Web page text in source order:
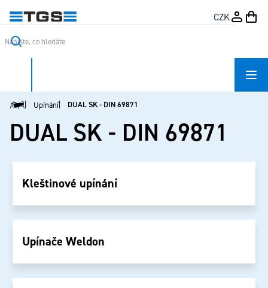
na
obsah
CZK
Domů Upínání DUAL SK - DIN 69871
DUAL SK - DIN 69871
Kleštinové upínání
Upínače Weldon